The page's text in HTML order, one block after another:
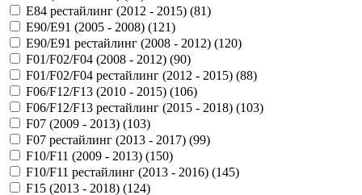
E84 рестайлинг (2012 - 2015) (81)
E90/E91 (2005 - 2008) (121)
E90/E91 рестайлинг (2008 - 2012) (120)
F01/F02/F04 (2008 - 2012) (90)
F01/F02/F04 рестайлинг (2012 - 2015) (88)
F06/F12/F13 (2010 - 2015) (106)
F06/F12/F13 рестайлинг (2015 - 2018) (103)
F07 (2009 - 2013) (103)
F07 рестайлинг (2013 - 2017) (99)
F10/F11 (2009 - 2013) (150)
F10/F11 рестайлинг (2013 - 2016) (145)
F15 (2013 - 2018) (124)